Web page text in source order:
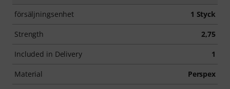
försäljningsenhet 1 Styck
Strength 2,75
Included in Delivery 1
Material Perspex